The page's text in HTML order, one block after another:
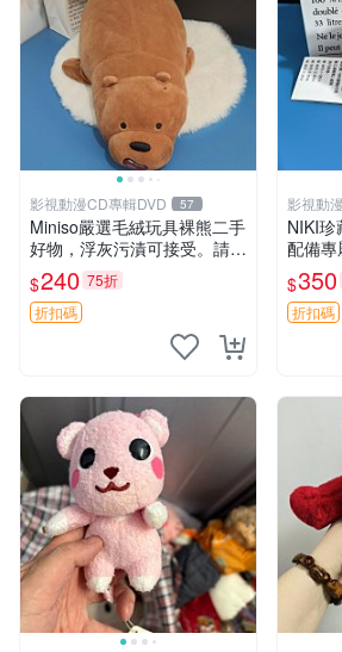
影視動漫CD專輯DVD 57
Miniso嚴選毛絨玩具裸熊二手
好物，浮灰污漬可接受。請詳
閱照片再下單，售出不退不
換。全新品相收藏推薦。 裸
熊 毛絨玩具 收藏
$240 75折
折扣碼
影視動
NIKI珍
配備
廢品
箱貼
$350
折扣碼